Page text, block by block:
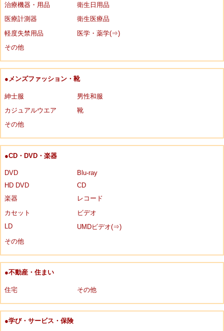
治療機器・用品
衛生日用品
医療計測器
衛生医療品
軽度失禁用品
医学・薬学(⇒)
その他
●メンズファッション・靴
紳士服
男性和服
カジュアルウエア
靴
その他
●CD・DVD・楽器
DVD
Blu-ray
HD DVD
CD
楽器
レコード
カセット
ビデオ
LD
UMDビデオ(⇒)
その他
●不動産・住まい
住宅 その他
●学び・サービス・保険